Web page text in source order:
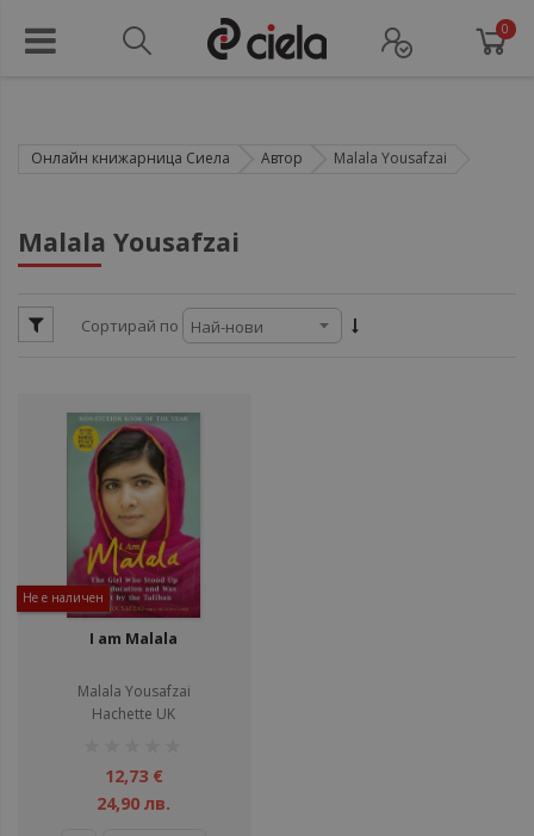
0
Онлайн книжарница Сиела Автор Malala Yousafzai
Malala Yousafzai
Сортирай по
Не е наличен
I am Malala
Malala Yousafzai
Hachette UK
12,73 €
24,90 лв.